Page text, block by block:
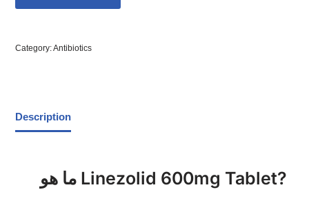
Category:Antibiotics
Description
ما هو Linezolid 600mg Tablet?